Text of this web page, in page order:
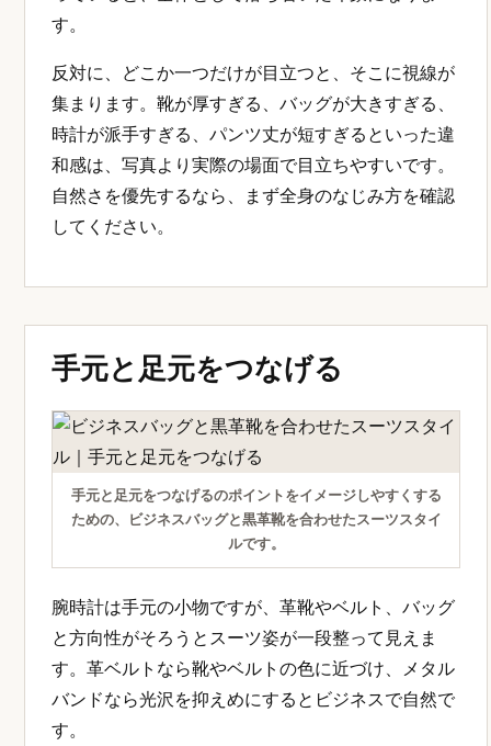
す。
反対に、どこか一つだけが目立つと、そこに視線が
集まります。靴が厚すぎる、バッグが大きすぎる、
時計が派手すぎる、パンツ丈が短すぎるといった違
和感は、写真より実際の場面で目立ちやすいです。
自然さを優先するなら、まず全身のなじみ方を確認
してください。
手元と足元をつなげる
手元と足元をつなげるのポイントをイメージしやすくする
ための、ビジネスバッグと黒革靴を合わせたスーツスタイ
ルです。
腕時計は手元の小物ですが、革靴やベルト、バッグ
と方向性がそろうとスーツ姿が一段整って見えま
す。革ベルトなら靴やベルトの色に近づけ、メタル
バンドなら光沢を抑えめにするとビジネスで自然で
す。